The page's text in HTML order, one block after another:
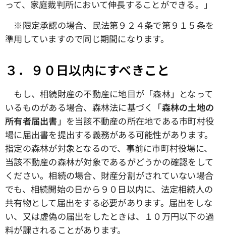
って、家庭裁判所において伸長することができる。」
※限定承認の場合、民法第９２４条で第９１５条を
準用していますので同じ期間になります。
３．９０日以内にすべきこと
もし、相続財産の不動産に地目が「森林」となって
いるものがある場合、森林法に基づく「森林の土地の
所有者届出書 」を当該不動産の所在地である市町村役
場に届出書を提出する義務がある可能性があります。
指定の森林が対象となるので、事前に市町村役場に、
当該不動産の森林が対象であるがどうかの確認をして
ください。相続の場合、財産分割がされていない場合
でも、相続開始の日から９０日以内に、法定相続人の
共有物として届出をする必要があります。届出をしな
い、又は虚偽の届出をしたときは、１０万円以下の過
料が課されることがあります。